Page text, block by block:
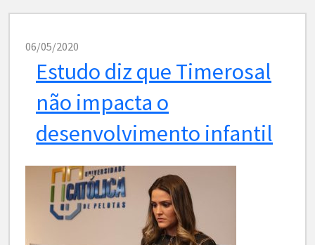
06/05/2020
Estudo diz que Timerosal
não impacta o
desenvolvimento infantil